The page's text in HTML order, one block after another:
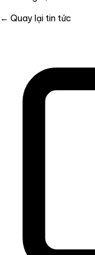
← Quay lại tin tức